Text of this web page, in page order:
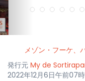
メゾン・フーケ、
発行元 My de
2022年12月6日午前07